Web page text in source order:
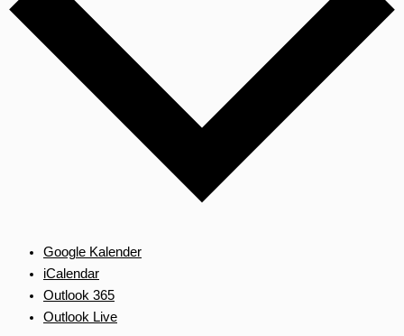
Google Kalender
iCalendar
Outlook 365
Outlook Live